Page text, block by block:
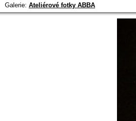
Galerie: Ateliérové fotky ABBA